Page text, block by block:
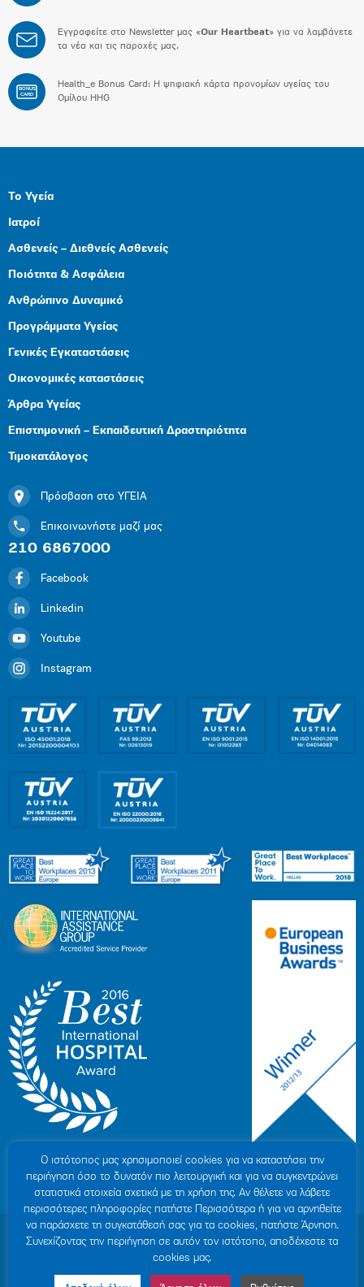
Εγγραφείτε στο Newsletter μας «Our Heartbeat» για να λαμβάνετε
τα νέα και τις παροχές μας.
BONUS
CARD
Health_e Bonus Card: H ψηφιακή κάρτα προνομίων υγείας του
Ομίλου HHG
Το Υγεία
Ιατροί
Ασθενείς – Διεθνείς Ασθενείς
Ποιότητα & Ασφάλεια
Ανθρώπινο Δυναμικό
Προγράμματα Υγείας
Γενικές Εγκαταστάσεις
Οικονομικές καταστάσεις
Άρθρα Υγείας
Επιστημονική – Εκπαιδευτική Δραστηριότητα
Τιμοκατάλογος
Πρόσβαση στο ΥΓΕΙΑ
Επικοινωνήστε μαζί μας
210 6867000
Facebook
Linkedin
Youtube
Instagram
© 2007-2026 ΥΓΕΙΑ Μ.Α.Ε |
ΓΕΜΗ: 000279901000
Όροι Χρήσης
| Πολιτική Προστασίας Προσωπικών Δεδομένων
Δήλωση Απορρήτου
Ο ιστότοπoς μας χρησιμοποιεί cookies για να καταστήσει την
περιήγηση όσο το δυνατόν πιο λειτουργική και για να συγκεντρώνει
στατιστικά στοιχεία σχετικά με τη χρήση της. Αν θέλετε να λάβετε
περισσότερες πληροφορίες πατήστε Περισσότερα ή για να αρνηθείτε
να παράσχετε τη συγκατάθεσή σας για τα cookies, πατήστε Άρνηση.
Συνεχίζοντας την περιήγηση σε αυτόν τον ιστότοπο, αποδέχεστε τα
cookies μας.